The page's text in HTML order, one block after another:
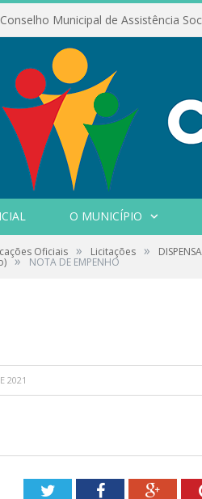
O MUNICÍPIO
Oficiais » Licitações »
» NOTA DE EMPENHO
2021
TwitterFacebook